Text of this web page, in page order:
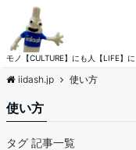
モノ【CULTURE】にも人【LIFE】
iidash.jp 使い方
使い方
タグ 記事一覧